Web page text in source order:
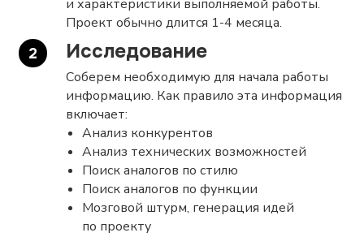
и характеристики выполняемой работы.
Проект обычно длится 1-4 месяца.
Исследование
Соберем необходимую для начала работы
информацию. Как правило эта информация
включает:
Анализ конкурентов
Анализ технических возможностей
Поиск аналогов по стилю
Поиск аналогов по функции
Мозговой штурм, генерация идей
по проекту